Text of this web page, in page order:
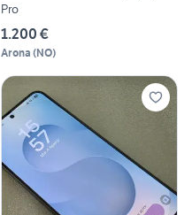
Pro
1.200 €
Arona (NO)